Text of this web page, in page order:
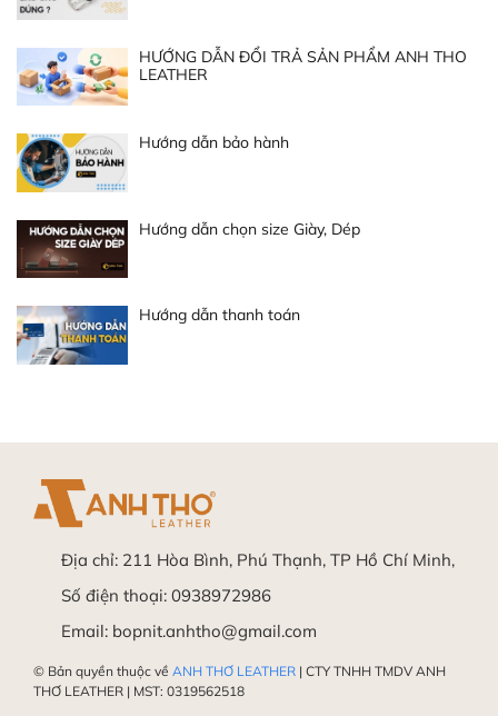
HƯỚNG DẪN ĐỔI TRẢ SẢN PHẨM ANH THO
LEATHER
Hướng dẫn bảo hành
Hướng dẫn chọn size Giày, Dép
Hướng dẫn thanh toán
Địa chỉ: 211 Hòa Bình, Phú Thạnh, TP Hồ Chí Minh,
Số điện thoại: 0938972986
Email: bopnit.anhtho@gmail.com
© Bản quyền thuộc về ANH THƠ LEATHER | CTY TNHH TMDV ANH
THƠ LEATHER | MST: 0319562518